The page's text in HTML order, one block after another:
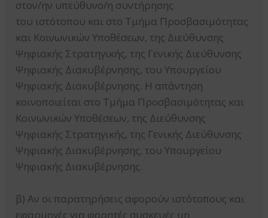
στον/ην υπεύθυνο/η συντήρησης
του ιστότοπου και στο Τμήμα Προσβασιμότητας
και Κοινωνικών Υποθέσεων, της Διεύθυνσης
Ψηφιακής Στρατηγικής, της Γενικής Διεύθυνσης
Ψηφιακής Διακυβέρνησης, του Υπουργείου
Ψηφιακής Διακυβέρνησης. Η απάντηση
κοινοποιείται στο Τμήμα Προσβασιμότητας και
Κοινωνικών Υποθέσεων, της Διεύθυνσης
Ψηφιακής Στρατηγικής, της Γενικής Διεύθυνσης
Ψηφιακής Διακυβέρνησης, του Υπουργείου
Ψηφιακής Διακυβέρνησης.
β) Αν οι παρατηρήσεις αφορούν ιστότοπους και
εφαρμογές για φορητές συσκευές μη